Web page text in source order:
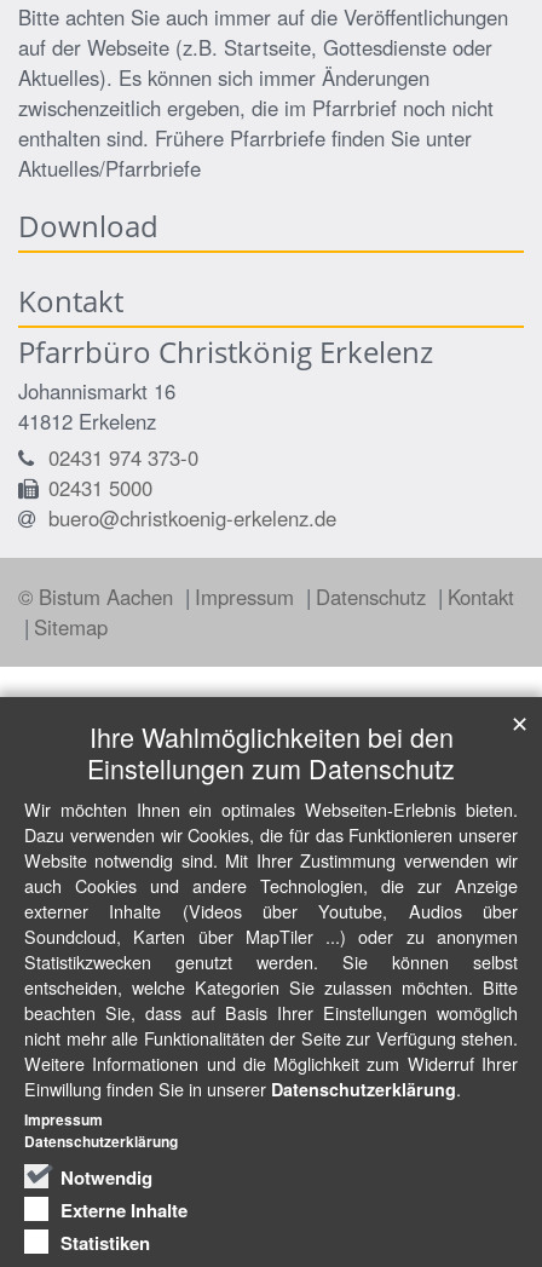
Bitte achten Sie auch immer auf die Veröffentlichungen
auf der Webseite (z.B. Startseite, Gottesdienste oder
Aktuelles). Es können sich immer Änderungen
zwischenzeitlich ergeben, die im Pfarrbrief noch nicht
enthalten sind. Frühere Pfarrbriefe finden Sie unter
Aktuelles/Pfarrbriefe
Download
Kontakt
Pfarrbüro Christkönig Erkelenz
Johannismarkt 16
41812 Erkelenz
02431 974 373-0
02431 5000
buero@christkoenig-erkelenz.de
© Bistum Aachen Impressum Datenschutz
Kontakt
Sitemap
Ihre Wahlmöglichkeiten bei den
Einstellungen zum Datenschutz
Wir möchten Ihnen ein optimales Webseiten-Erlebnis bieten.
Dazu verwenden wir Cookies, die für das Funktionieren unserer
Website notwendig sind. Mit Ihrer Zustimmung verwenden wir
auch Cookies und andere Technologien, die zur Anzeige
externer Inhalte (Videos über Youtube, Audios über
Soundcloud, Karten über MapTiler ...) oder zu anonymen
Statistikzwecken genutzt werden. Sie können selbst
entscheiden, welche Kategorien Sie zulassen möchten. Bitte
beachten Sie, dass auf Basis Ihrer Einstellungen womöglich
nicht mehr alle Funktionalitäten der Seite zur Verfügung stehen.
Weitere Informationen und die Möglichkeit zum Widerruf Ihrer
Einwillung finden Sie in unserer Datenschutzerklärung.
Notwendig
Externe Inhalte
Statistiken
✕
Impressum
Datenschutzerklärung